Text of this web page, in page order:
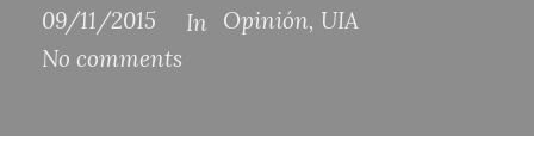
09/11/2015 In Opinión, UIA
No comments